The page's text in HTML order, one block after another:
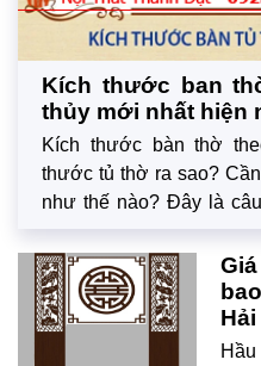
Kích thước ban
thủy mới nhất hiện
Kích thước bàn thờ
thước tủ thờ ra sao?
như thế nào? Đây là
chung cư,… đi vào hoàn